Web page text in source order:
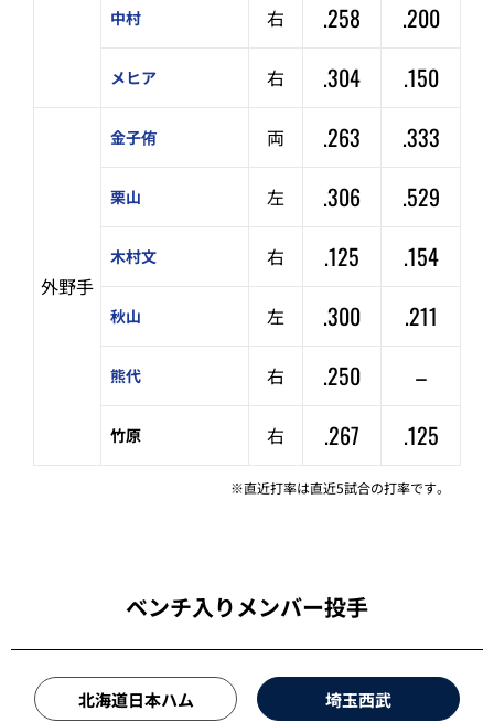
中村 右 .258 .200
メヒア 右 .304 .150
外野手
金子侑 両 .263 .333
栗山 左 .306 .529
木村文 右 .125 .154
秋山 左 .300 .211
熊代 右 .250 –
竹原 右 .267 .125
※直近打率は直近5試合の打率です。
ベンチ入りメンバー投手
北海道日本ハム 埼玉西武